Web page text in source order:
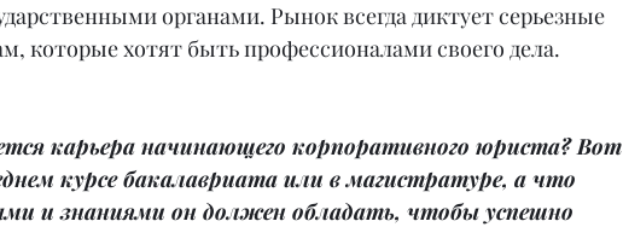
органами. Рынок всегда диктует серьезные
которые хотят быть профессионалами своего дела.
карьера начинающего корпоративного юриста? Вот
курсе бакалавриата или в магистратуре, а что
и знаниями он должен обладать, чтобы успешно